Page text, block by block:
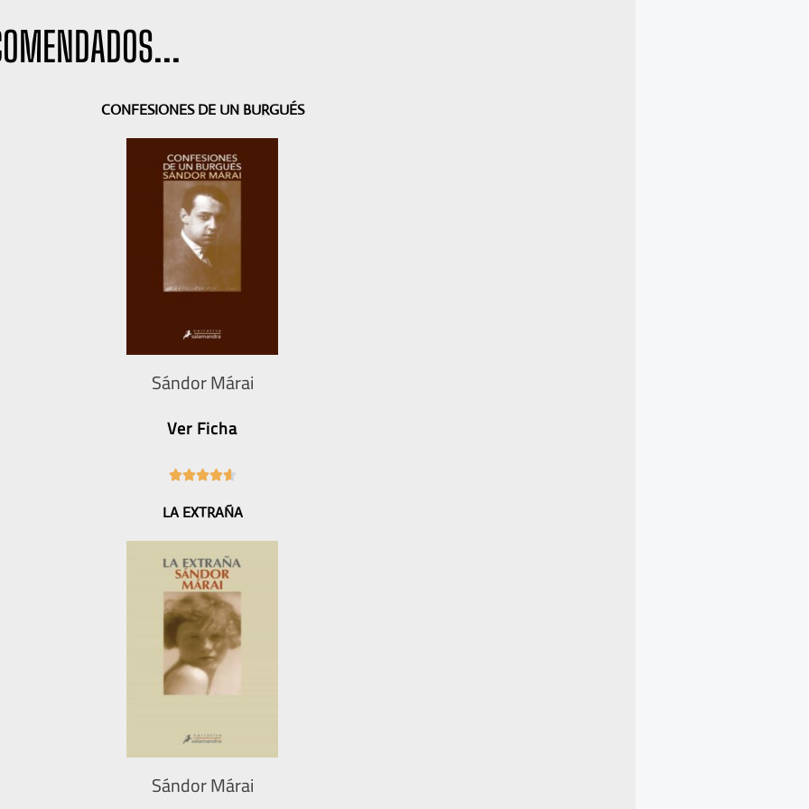
CONFESIONES DE UN BURGUÉS
Sándor Márai
Ver Ficha
4
6
LA EXTRAÑA
Sándor Márai